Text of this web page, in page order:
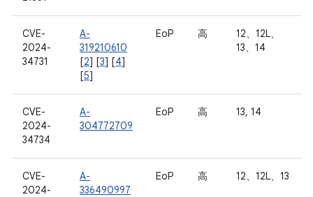
CVE-
2024-
34731
A-
319210610
[2] [3] [4]
[5]
EoP 高
12、12L、
13、14
CVE-
2024-
34734
A-
304772709
EoP 高 13, 14
CVE-
2024-
A-
336490997
EoP 高 12、12L、13